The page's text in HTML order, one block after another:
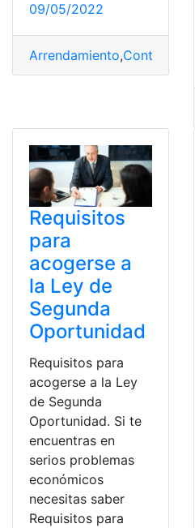
09/05/2022
Arrendamiento,Contratos
Requisitos
para
acogerse a
la Ley de
Segunda
Oportunidad
Requisitos para
acogerse a la Ley
de Segunda
Oportunidad. Si te
encuentras en
serios problemas
económicos
necesitas saber
Requisitos para